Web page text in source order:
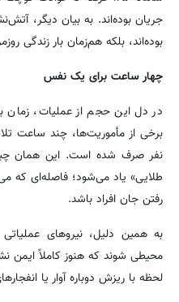
جریان بوده‌اند. به بیان دیگر،
بوده‌اند، بلکه هم‌زمان بار زندگی
چهار ساعت برای یک نفس
در دل این حجم از عملیات، زمان
برخی از مأموریت‌ها، چند ساعت
نفر صرف شده است. این همان
طلایی» یاد می‌شود؛ فاصله‌ای که
رفتن جان افراد باشد.
به همین دلیل، نیروهای عملیاتی
محیطی شوند که هنوز کاملاً
لحظه با ریزش دوباره آوار یا